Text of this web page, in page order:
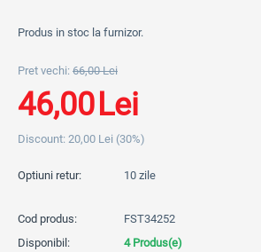
Produs in stoc la furnizor.
Pret vechi: 66,00 Lei
46,00 Lei
Discount: 20,00 Lei (30%)
Optiuni retur: 10 zile
Cod produs:
FST34252
Disponibil:
4 Produs(e)